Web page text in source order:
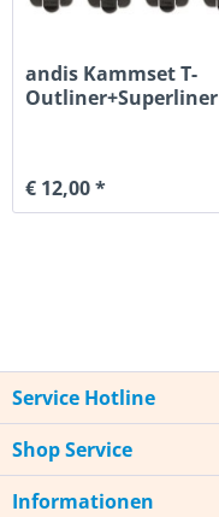
andis Kammset T-
Outliner+Superliner
€ 12,00 *
Service Hotline
Shop Service
Informationen